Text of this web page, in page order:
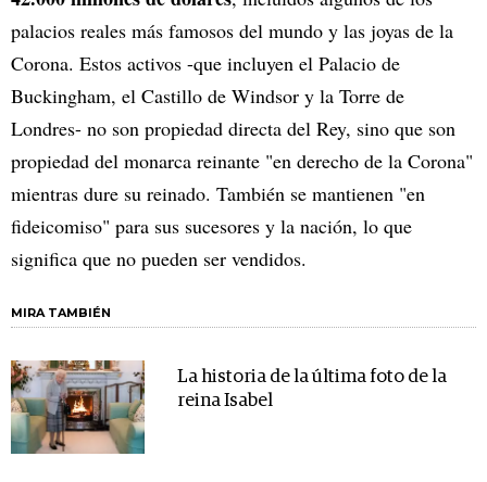
palacios reales más famosos del mundo y las joyas de la
Corona. Estos activos -que incluyen el Palacio de
Buckingham, el Castillo de Windsor y la Torre de
Londres- no son propiedad directa del Rey, sino que son
propiedad del monarca reinante "en derecho de la Corona"
mientras dure su reinado. También se mantienen "en
fideicomiso" para sus sucesores y la nación, lo que
significa que no pueden ser vendidos.
MIRA TAMBIÉN
La historia de la última foto de la
reina Isabel